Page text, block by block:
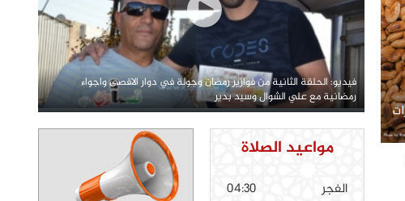
فيديو: الحلقة الثانية من فوازير رمضان وجولة في دوار الاقصى واجواء
رمضانية مع علي الشوال وسيد بدير
مواعيد الصلاة
الفجر
04:30